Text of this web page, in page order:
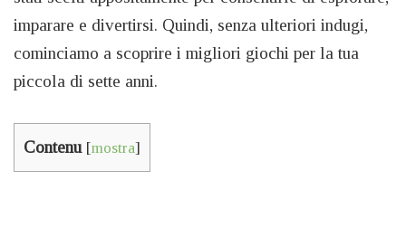
imparare e divertirsi. Quindi, senza ulteriori indugi,
cominciamo a scoprire i migliori giochi per la tua
piccola di sette anni.
Contenu [mostra]